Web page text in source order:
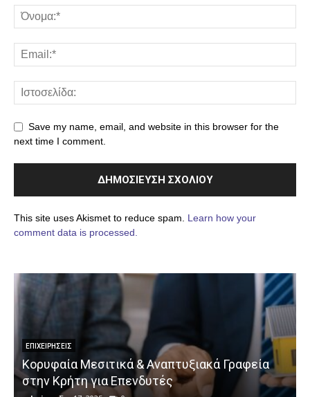
Save my name, email, and website in this browser for the
next time I comment.
This site uses Akismet to reduce spam. Learn how your
comment data is processed.
ΕΠΙΧΕΙΡΉΣΕΙΣ
Κορυφαία Μεσιτικά & Αναπτυξιακά Γραφεία
στην Κρήτη για Επενδυτές